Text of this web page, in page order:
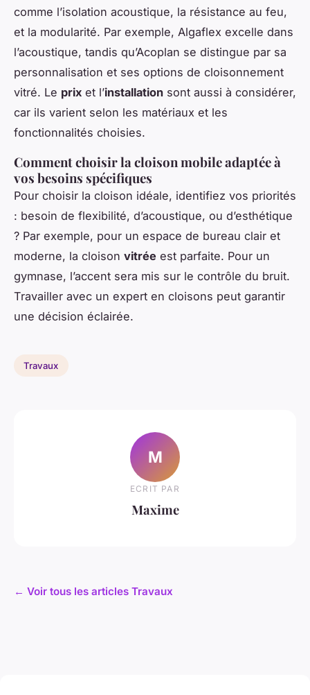
comme l’isolation acoustique, la résistance au feu,
et la modularité. Par exemple, Algaflex excelle dans
l’acoustique, tandis qu’Acoplan se distingue par sa
personnalisation et ses options de cloisonnement
vitré. Le prix et l’installation sont aussi à considérer,
car ils varient selon les matériaux et les
fonctionnalités choisies.
Comment choisir la cloison mobile adaptée à
vos besoins spécifiques
Pour choisir la cloison idéale, identifiez vos priorités
: besoin de flexibilité, d’acoustique, ou d’esthétique
? Par exemple, pour un espace de bureau clair et
moderne, la cloison vitrée est parfaite. Pour un
gymnase, l’accent sera mis sur le contrôle du bruit.
Travailler avec un expert en cloisons peut garantir
une décision éclairée.
Travaux
M
ECRIT PAR
Maxime
← Voir tous les articles Travaux